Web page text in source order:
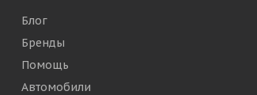
Блог
Бренды
Помощь
Автомобили